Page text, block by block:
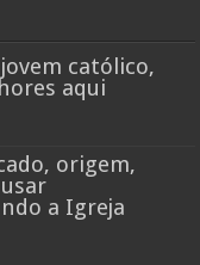
católico,
aqui
origem,
a Igreja